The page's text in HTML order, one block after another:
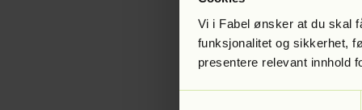
Vi i Fabel ønsker at du skal
funksjonalitet og sikkerhet,
presentere relevant innhold
Application